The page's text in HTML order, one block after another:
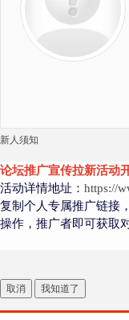
新人须知
论坛推广宣传拉新活动
活动详情地址： https://
复制个人专属推广链接
操作，推广者即可获取
取消 我知道了